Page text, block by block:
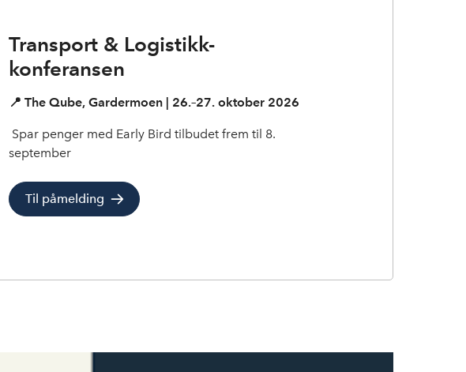
Transport & Logistikk-
konferansen
📍 The Qube, Gardermoen | 26.–27. oktober 2026
Spar penger med Early Bird tilbudet frem til 8.
september
Til påmelding